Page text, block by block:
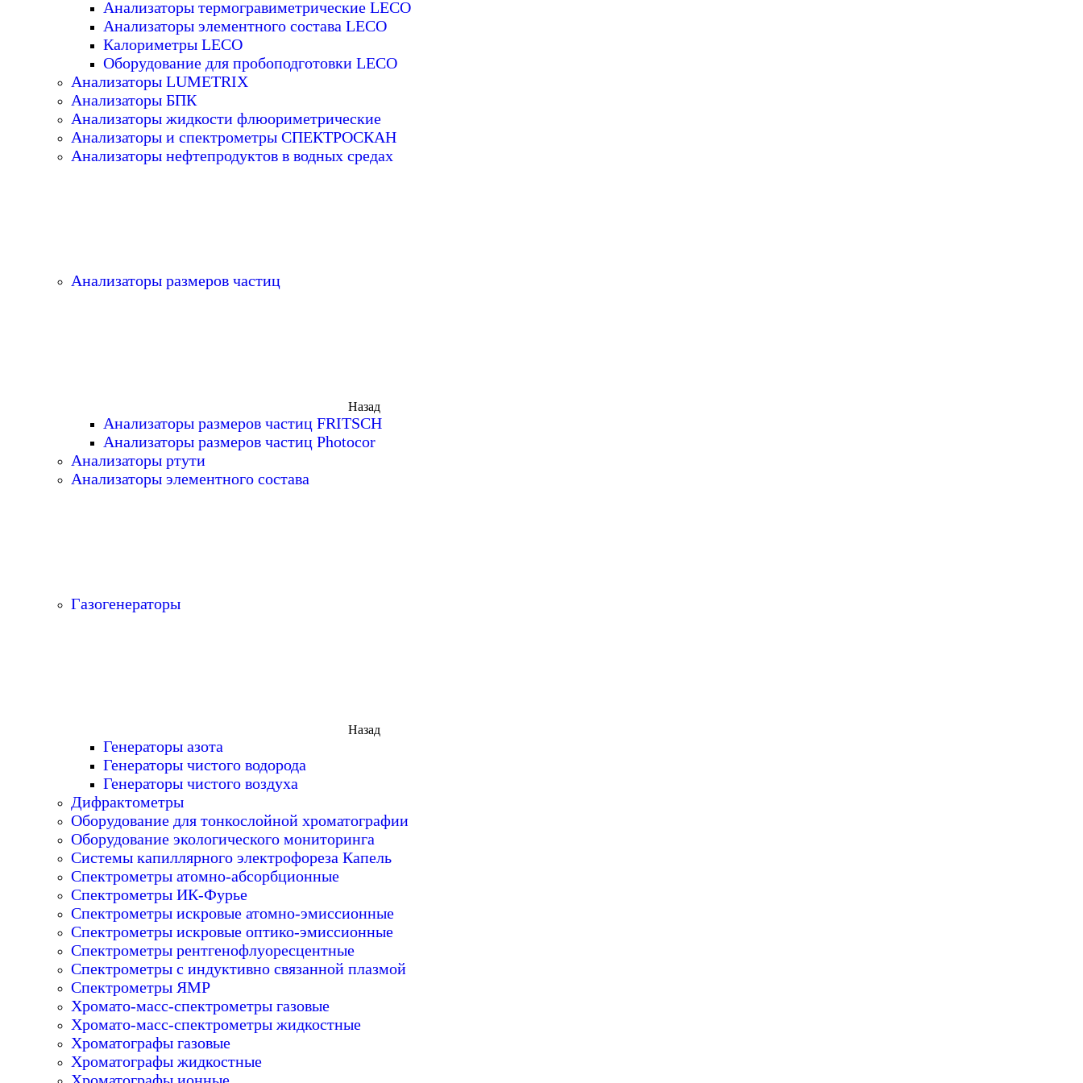
Анализаторы термогравиметрические LECO
Анализаторы элементного состава LECO
Калориметры LECO
Оборудование для пробоподготовки LECO
Анализаторы LUMETRIX
Анализаторы БПК
Анализаторы жидкости флюориметрические
Анализаторы и спектрометры СПЕКТРОСКАН
Анализаторы нефтепродуктов в водных средах
Анализаторы размеров частиц
Назад
Анализаторы размеров частиц FRITSCH
Анализаторы размеров частиц Photocor
Анализаторы ртути
Анализаторы элементного состава
Газогенераторы
Назад
Генераторы азота
Генераторы чистого водорода
Генераторы чистого воздуха
Дифрактометры
Оборудование для тонкослойной хроматографии
Оборудование экологического мониторинга
Системы капиллярного электрофореза Капель
Спектрометры атомно-абсорбционные
Спектрометры ИК-Фурье
Спектрометры искровые атомно-эмиссионные
Спектрометры искровые оптико-эмиссионные
Спектрометры рентгенофлуоресцентные
Спектрометры с индуктивно связанной плазмой
Спектрометры ЯМР
Хромато-масс-спектрометры газовые
Хромато-масс-спектрометры жидкостные
Хроматографы газовые
Хроматографы жидкостные